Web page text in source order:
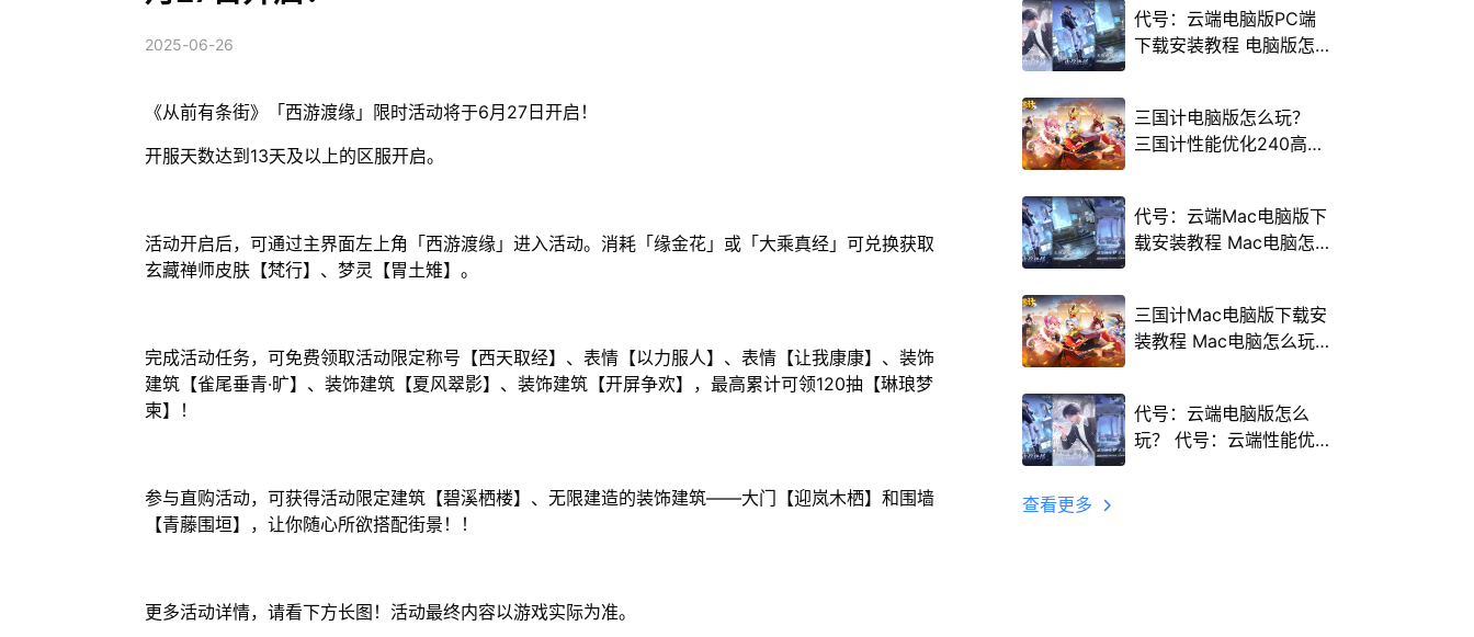
2025-06-26
《从前有条街》「西游渡缘」限时活动将于6月27日开启！
开服天数达到13天及以上的区服开启。
活动开启后，可通过主界面左上角「西游渡缘」进入活动。消耗「缘金花」或「大乘真经」可兑换获取
玄藏禅师皮肤【梵行】、梦灵【胃土雉】。
完成活动任务，可免费领取活动限定称号【西天取经】、表情【以力服人】、表情【让我康康】、装饰
建筑【雀尾垂青·旷】、装饰建筑【夏风翠影】、装饰建筑【开屏争欢】，最高累计可领120抽【琳琅梦
柬】！
参与直购活动，可获得活动限定建筑【碧溪栖楼】、无限建造的装饰建筑——大门【迎岚木栖】和围墙
【青藤围垣】，让你随心所欲搭配街景！！
更多活动详情，请看下方长图！活动最终内容以游戏实际为准。
代号：云端电脑版PC端
下载安装教程 电脑版怎
三国计电脑版怎么玩？
三国计性能优化240高帧
代号：云端Mac电脑版下
载安装教程 Mac电脑怎
三国计Mac电脑版下载安
装教程 Mac电脑怎么玩
代号：云端电脑版怎么
玩？ 代号：云端性能优
查看更多